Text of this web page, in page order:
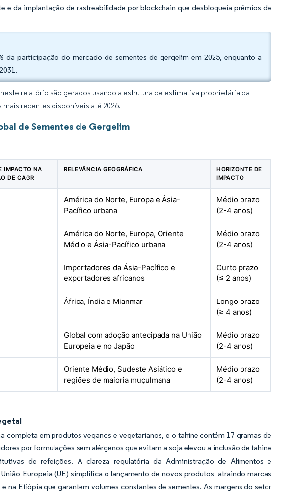
e da implantação de rastreabilidade por blockchain que desbloqueia prêmios de
da participação do mercado de sementes de gergelim em 2025, enquanto a
relatório são gerados usando a estrutura de estimativa proprietária da
recentes disponíveis até 2026.
de Sementes de Gergelim
IMPACTO NA
DE CAGR
RELEVÂNCIA GEOGRÁFICA
HORIZONTE DE
IMPACTO
América do Norte, Europa e Ásia-
Pacífico urbana
Médio prazo
(2-4 anos)
América do Norte, Europa, Oriente
Médio e Ásia-Pacífico urbana
Médio prazo
(2-4 anos)
Importadores da Ásia-Pacífico e
exportadores africanos
Curto prazo
(≤ 2 anos)
África, Índia e Mianmar
Longo prazo
(≥ 4 anos)
Global com adoção antecipada na União
Europeia e no Japão
Médio prazo
(2-4 anos)
Oriente Médio, Sudeste Asiático e
regiões de maioria muçulmana
Médio prazo
(2-4 anos)
completa em produtos veganos e vegetarianos, e o tahine contém 17 gramas de
por formulações sem alérgenos que evitam a soja elevou a inclusão de tahine
de refeições. A clareza regulatória da Administração de Alimentos e
Europeia (UE) simplifica o lançamento de novos produtos, atraindo marcas
na Etiópia que garantem volumes constantes de sementes. As margens do setor